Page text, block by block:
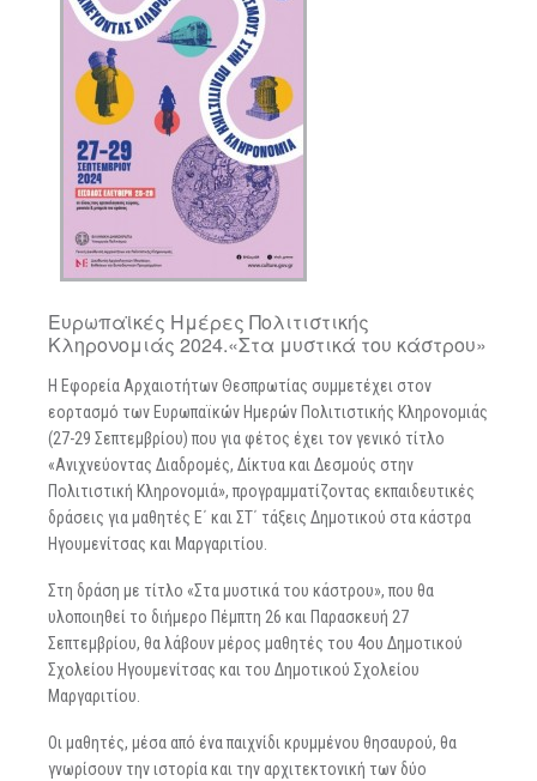
Ευρωπαϊκές Ημέρες Πολιτιστικής
Κληρονομιάς 2024.«Στα μυστικά του κάστρου»
Η Εφορεία Αρχαιοτήτων Θεσπρωτίας συμμετέχει στον
εορτασμό των Ευρωπαϊκών Ημερών Πολιτιστικής Κληρονομιάς
(27-29 Σεπτεμβρίου) που για φέτος έχει τον γενικό τίτλο
«Ανιχνεύοντας Διαδρομές, Δίκτυα και Δεσμούς στην
Πολιτιστική Κληρονομιά», προγραμματίζοντας εκπαιδευτικές
δράσεις για μαθητές Ε΄ και ΣΤ΄ τάξεις Δημοτικού στα κάστρα
Ηγουμενίτσας και Μαργαριτίου.
Στη δράση με τίτλο «Στα μυστικά του κάστρου», που θα
υλοποιηθεί το διήμερο Πέμπτη 26 και Παρασκευή 27
Σεπτεμβρίου, θα λάβουν μέρος μαθητές του 4ου Δημοτικού
Σχολείου Ηγουμενίτσας και του Δημοτικού Σχολείου
Μαργαριτίου.
Οι μαθητές, μέσα από ένα παιχνίδι κρυμμένου θησαυρού, θα
γνωρίσουν την ιστορία και την αρχιτεκτονική των δύο